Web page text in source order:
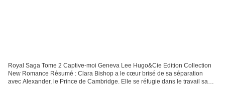
Royal Saga Tome 2 Captive-moi Geneva Lee Hugo&Cie Edition Collection
New Romance Résumé : Clara Bishop a le cœur brisé de sa séparation
avec Alexander, le Prince de Cambridge. Elle se réfugie dans le travail sans